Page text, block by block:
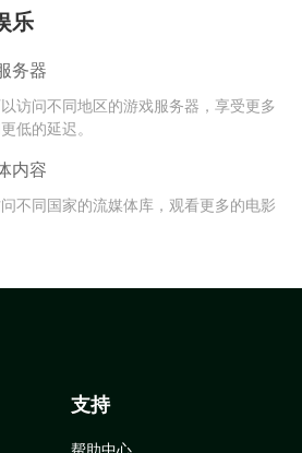
乐
务器
访问不同地区的游戏服务器，享受更多
低的延迟。
内容
不同国家的流媒体库，观看更多的电影
支持